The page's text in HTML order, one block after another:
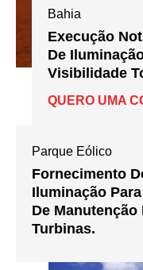
Bahia
Execução
De
Visibilidade
QUERO UMA
Parque Eólico
Fornecimento
Iluminação
De Manutenção
Turbinas.